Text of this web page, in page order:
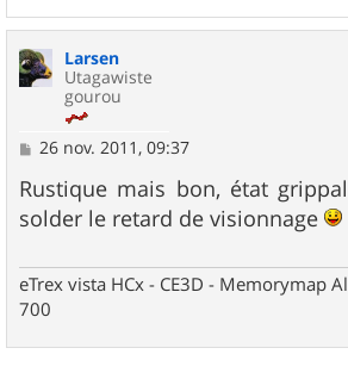
Larsen
Utagawiste
gourou
M
s
s
a
26 nov. 2011, 09:37
Rustique mais bon, état
solder le retard de visionnage
eTrex vista HCx - CE3D - Memorymap
700